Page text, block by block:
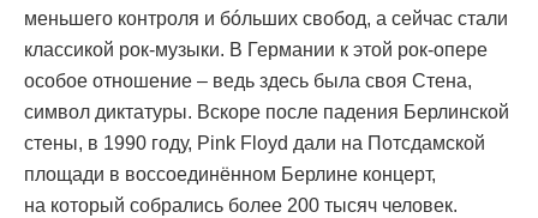
меньшего контроля и бóльших свобод, а сейчас стали
классикой рок-музыки. В Германии к этой рок-опере
особое отношение – ведь здесь была своя Стена,
символ диктатуры. Вскоре после падения Берлинской
стены, в 1990 году, Pink Floyd дали на Потсдамской
площади в воссоединённом Берлине концерт,
на который собрались более 200 тысяч человек.